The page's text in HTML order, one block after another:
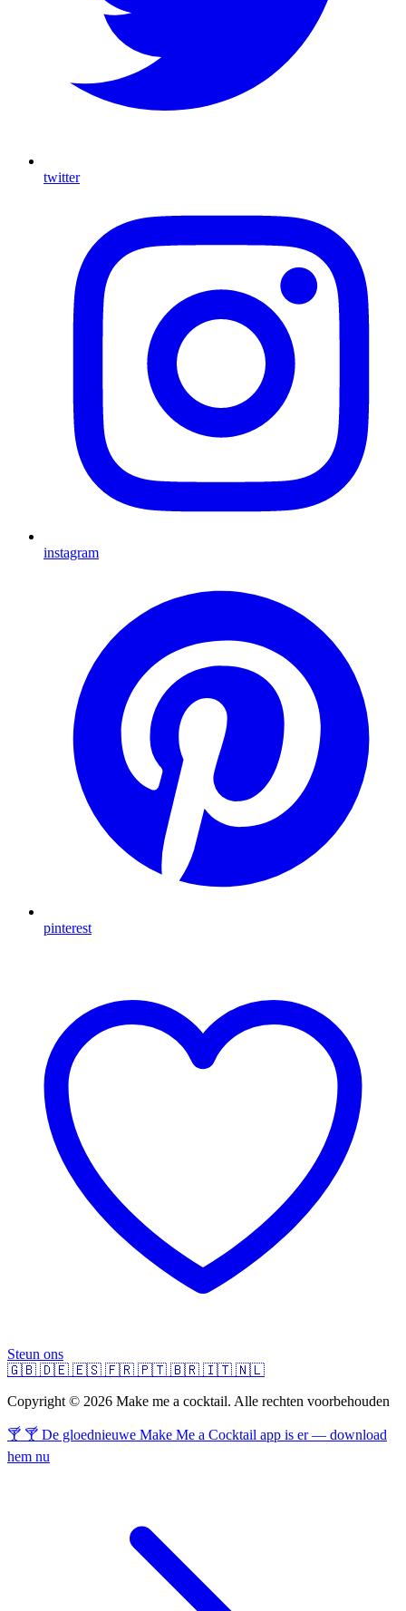
twitter
instagram
pinterest
Steun ons
🇬🇧 🇩🇪 🇪🇸 🇫🇷 🇵🇹 🇧🇷 🇮🇹 🇳🇱
Copyright © 2026 Make me a cocktail. Alle rechten voorbehouden
🍸 🍸 De gloednieuwe Make Me a Cocktail app is er — download
hem nu